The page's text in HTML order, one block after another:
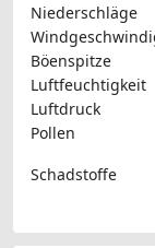
Niederschläge
Böenspitze
Luftfeuchtigkeit
Luftdruck
Pollen
Schadstoffe